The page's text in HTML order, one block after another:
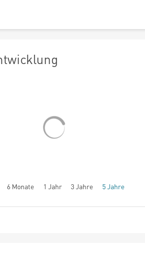
6 Monate 1 Jahr 3 Jahre 5 Jahre